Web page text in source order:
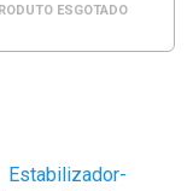
ESGOTADO